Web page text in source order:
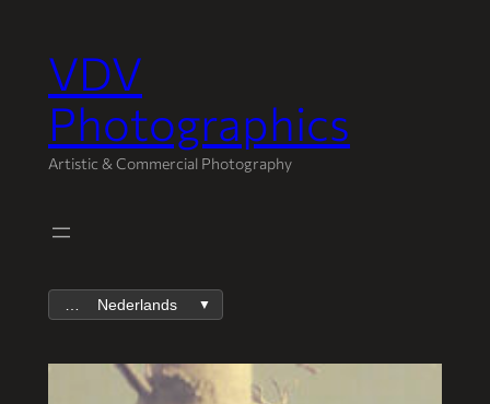
Spring
naar
de
inhoud
VDV
Photographics
Artistic & Commercial Photography
Nederlands ▼